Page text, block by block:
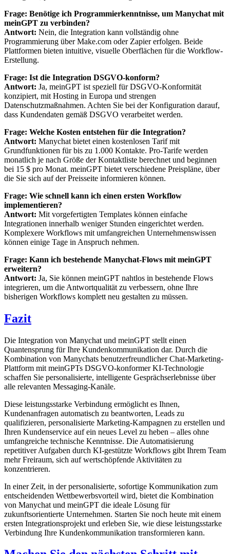
Frage: Benötige ich Programmierkenntnisse, um Manychat mit
meinGPT zu verbinden?
Antwort: Nein, die Integration kann vollständig ohne
Programmierung über Make.com oder Zapier erfolgen. Beide
Plattformen bieten intuitive, visuelle Oberflächen für die Workflow-
Erstellung.
Frage: Ist die Integration DSGVO-konform?
Antwort: Ja, meinGPT ist speziell für DSGVO-Konformität
konzipiert, mit Hosting in Europa und strengen
Datenschutzmaßnahmen. Achten Sie bei der Konfiguration darauf,
dass Kundendaten gemäß DSGVO verarbeitet werden.
Frage: Welche Kosten entstehen für die Integration?
Antwort: Manychat bietet einen kostenlosen Tarif mit
Grundfunktionen für bis zu 1.000 Kontakte. Pro-Tarife werden
monatlich je nach Größe der Kontaktliste berechnet und beginnen
bei 15 $ pro Monat. meinGPT bietet verschiedene Preispläne, über
die Sie sich auf der Preisseite informieren können.
Frage: Wie schnell kann ich einen ersten Workflow
implementieren?
Antwort: Mit vorgefertigten Templates können einfache
Integrationen innerhalb weniger Stunden eingerichtet werden.
Komplexere Workflows mit umfangreichen Unternehmenswissen
können einige Tage in Anspruch nehmen.
Frage: Kann ich bestehende Manychat-Flows mit meinGPT
erweitern?
Antwort: Ja, Sie können meinGPT nahtlos in bestehende Flows
integrieren, um die Antwortqualität zu verbessern, ohne Ihre
bisherigen Workflows komplett neu gestalten zu müssen.
Fazit
Die Integration von Manychat und meinGPT stellt einen
Quantensprung für Ihre Kundenkommunikation dar. Durch die
Kombination von Manychats benutzerfreundlicher Chat-Marketing-
Plattform mit meinGPTs DSGVO-konformer KI-Technologie
schaffen Sie personalisierte, intelligente Gesprächserlebnisse über
alle relevanten Messaging-Kanäle.
Diese leistungsstarke Verbindung ermöglicht es Ihnen,
Kundenanfragen automatisch zu beantworten, Leads zu
qualifizieren, personalisierte Marketing-Kampagnen zu erstellen und
Ihren Kundenservice auf ein neues Level zu heben – alles ohne
umfangreiche technische Kenntnisse. Die Automatisierung
repetitiver Aufgaben durch KI-gestützte Workflows gibt Ihrem Team
mehr Freiraum, sich auf wertschöpfende Aktivitäten zu
konzentrieren.
In einer Zeit, in der personalisierte, sofortige Kommunikation zum
entscheidenden Wettbewerbsvorteil wird, bietet die Kombination
von Manychat und meinGPT die ideale Lösung für
zukunftsorientierte Unternehmen. Starten Sie noch heute mit einem
ersten Integrationsprojekt und erleben Sie, wie diese leistungsstarke
Verbindung Ihre Kundenkommunikation transformieren kann.